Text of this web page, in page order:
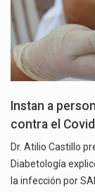
Instan a
contra el
Dr. Atilio Castillo
Diabetología
la infección por